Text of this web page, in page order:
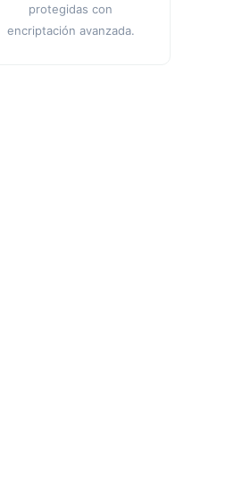
protegidas con
encriptación avanzada.